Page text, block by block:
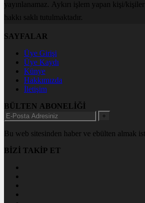
yayınlanamaz. Aykırı işlem yapan kişi/
hakkı saklı tutulmaktadır.
SAYFALAR
Üye Girişi
Üye Kaydı
Künye
Hakkımızda
İletişim
BÜLTEN ABONELİĞİ
+
Bu web sitesinden haber ve ebülten almak
BİZİ TAKİP ET